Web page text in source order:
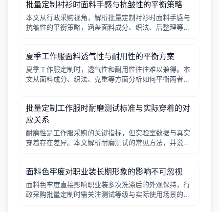
批量定制衬衫时面料手感与抗皱性的平衡策略
本文从行政采购视角，解析批量定制衬衫时面料手感与
抗皱性的平衡策略，涵盖面料成分、织法、后整理等关
夏季工作服面料透气性与耐用性的平衡方案
夏季工作服定制时，透气性和耐用性往往难以兼得。本
文从面料成分、织法、克重等方面分析如何平衡两者，
批量定制工作服时耐磨测试标准与实际穿着的对
应关系
耐磨性是工作服采购的关键指标，但实验室数据与真实
穿着存在差异。本文解析耐磨测试的常见方法，并说明
面料色牢度对职业装长期形象的影响不可忽视
面料色牢度直接影响职业装多次洗涤后的外观保持，行
政采购批量定制时需关注测试等级与实际使用场景的匹